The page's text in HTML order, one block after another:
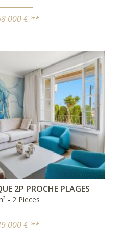
000 € **
2P PROCHE PLAGES
- 2 Pieces
000 € **